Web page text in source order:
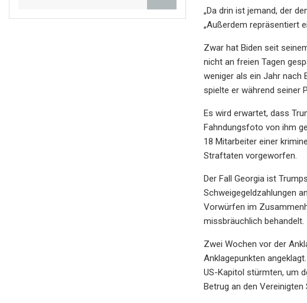
„Da drin ist jemand, der
„Außerdem repräsentiert
Zwar hat Biden seit
nicht an freien Tagen
weniger als ein Jahr nach
spielte er während seiner
Es wird erwartet, dass
Fahndungsfoto von ihm
18 Mitarbeiter einer
Straftaten vorgeworfen.
Der Fall Georgia ist
Schweigegeldzahlungen
Vorwürfen im
missbräuchlich behandelt.
Zwei Wochen vor der
Anklagepunkten
US-Kapitol stürmten, um
Betrug an den